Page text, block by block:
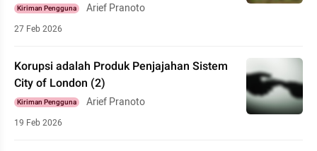
Kiriman Pengguna Arief Pranoto
27 Feb 2026
Korupsi adalah Produk Penjajahan Sistem
City of London (2)
Kiriman Pengguna Arief Pranoto
19 Feb 2026